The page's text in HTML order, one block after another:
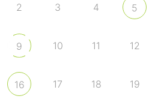
2 3 4 5
9 10 11 12
16 17 18 19